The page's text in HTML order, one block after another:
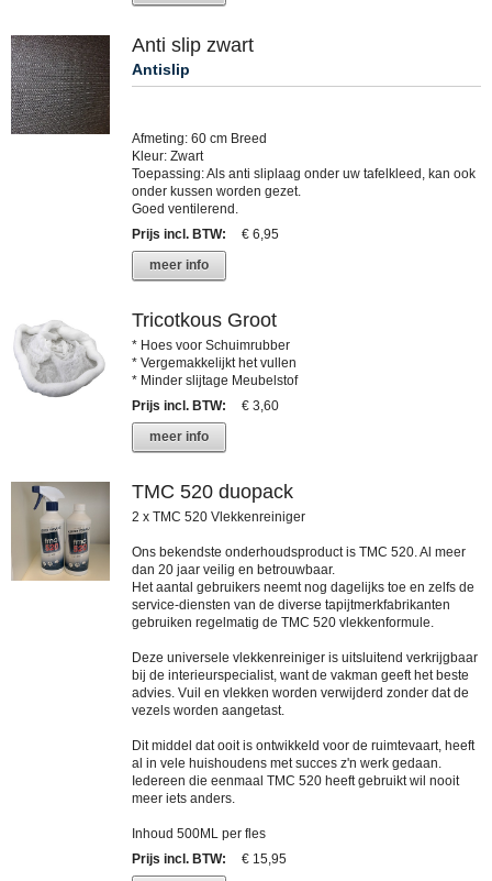
Anti slip zwart
Antislip
Afmeting: 60 cm Breed
Kleur: Zwart
Toepassing: Als anti sliplaag onder uw tafelkleed, kan ook
onder kussen worden gezet.
Goed ventilerend.
Prijs incl. BTW:
€ 6,95
meer info
Tricotkous Groot
* Hoes voor Schuimrubber
* Vergemakkelijkt het vullen
* Minder slijtage Meubelstof
Prijs incl. BTW:
€ 3,60
meer info
TMC 520 duopack
2 x TMC 520 Vlekkenreiniger
Ons bekendste onderhoudsproduct is TMC 520. Al meer
dan 20 jaar veilig en betrouwbaar.
Het aantal gebruikers neemt nog dagelijks toe en zelfs de
service-diensten van de diverse tapijtmerkfabrikanten
gebruiken regelmatig de TMC 520 vlekkenformule.
Deze universele vlekkenreiniger is uitsluitend verkrijgbaar
bij de interieurspecialist, want de vakman geeft het beste
advies. Vuil en vlekken worden verwijderd zonder dat de
vezels worden aangetast.
Dit middel dat ooit is ontwikkeld voor de ruimtevaart, heeft
al in vele huishoudens met succes z'n werk gedaan.
Iedereen die eenmaal TMC 520 heeft gebruikt wil nooit
meer iets anders.
Inhoud 500ML per fles
Prijs incl. BTW: € 15,95